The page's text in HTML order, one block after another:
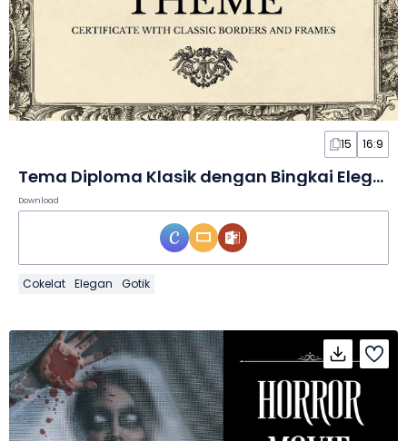
15 16:9
Tema Diploma Klasik dengan Bingkai Elegan dalam Slide
Download
Cokelat Elegan Gotik